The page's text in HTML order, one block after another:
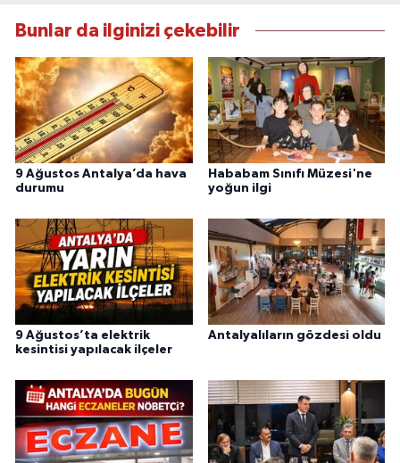
Bunlar da ilginizi çekebilir
9 Ağustos Antalya’da hava
durumu
Hababam Sınıfı Müzesi'ne
yoğun ilgi
9 Ağustos’ta elektrik
kesintisi yapılacak ilçeler
Antalyalıların gözdesi oldu